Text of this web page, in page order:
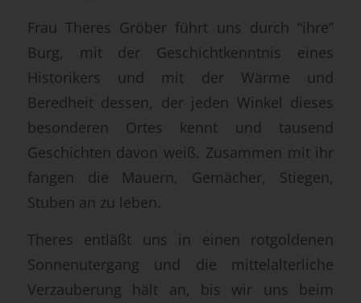
Frau Theres Gröber führt uns durch “ihre”
Burg, mit der Geschichtkenntnis eines
Historikers und mit der Wärme und
Beredheit dessen, der jeden Winkel dieses
besonderen Ortes kennt und tausend
Geschichten davon weiß. Zusammen mit ihr
fangen die Mauern, Gemächer, Stiegen,
Stuben an zu leben.
Theres entläßt uns in einen rotgoldenen
Sonnenutergang und die mittelalterliche
Verzauberung hält an, bis wir uns beim